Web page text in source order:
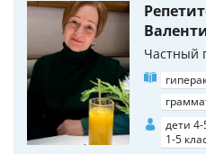
Частный
дети
1-5